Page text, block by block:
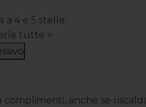
a 4 e 5 stelle.
tutte >
complimenti, anche se